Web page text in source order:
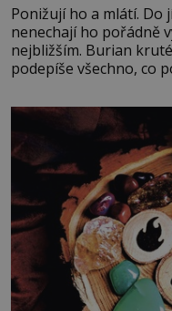
Ponižují ho a mlátí. Do
nenechají ho pořádně
nejbližším. Burian
podepíše všechno, co
fyzický ani psychický
chce být knězem a